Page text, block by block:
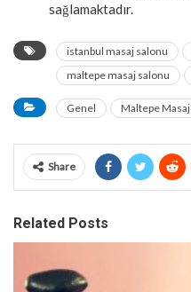
sağlamaktadır.
istanbul masaj salonu
maltepe masaj salonu
Genel Maltepe Masaj
Share
Related Posts